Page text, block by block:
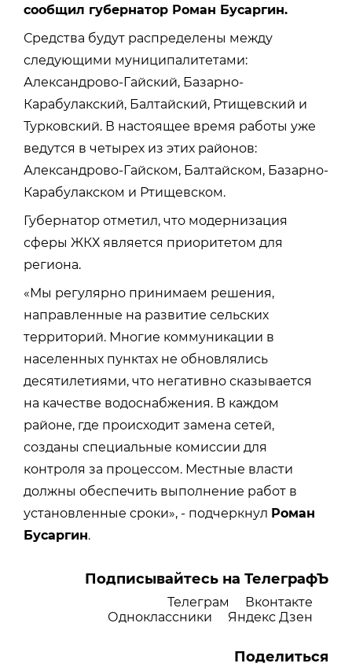
сообщил губернатор Роман Бусаргин.
Средства будут распределены между
следующими муниципалитетами:
Александрово-Гайский, Базарно-
Карабулакский, Балтайский, Ртищевский и
Турковский. В настоящее время работы уже
ведутся в четырех из этих районов:
Александрово-Гайском, Балтайском, Базарно-
Карабулакском и Ртищевском.
Губернатор отметил, что модернизация
сферы ЖКХ является приоритетом для
региона.
«Мы регулярно принимаем решения,
направленные на развитие сельских
территорий. Многие коммуникации в
населенных пунктах не обновлялись
десятилетиями, что негативно сказывается
на качестве водоснабжения. В каждом
районе, где происходит замена сетей,
созданы специальные комиссии для
контроля за процессом. Местные власти
должны обеспечить выполнение работ в
установленные сроки», - подчеркнул Роман
Бусаргин.
Подписывайтесь на ТелеграфЪ
Телеграм
Вконтакте
Одноклассники
Яндекс Дзен
Поделиться